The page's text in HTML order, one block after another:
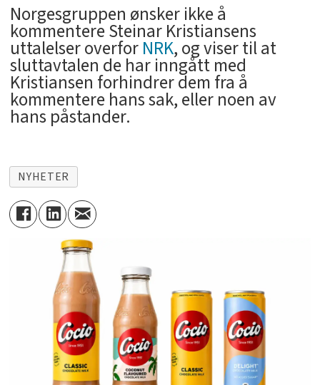
Norgesgruppen ønsker ikke å
kommentere Steinar Kristiansens
uttalelser overforNRK, og viser til at
sluttavtalen de har inngått med
Kristiansen forhindrer dem fra å
kommentere hans sak, eller noen av
hans påstander.
NYHETER